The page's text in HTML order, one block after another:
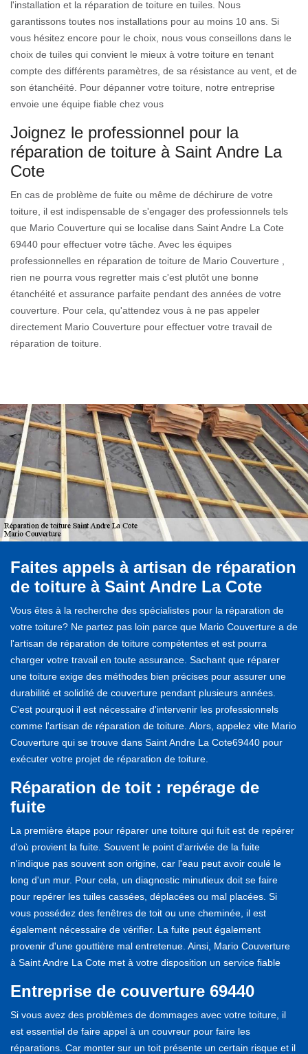
l'installation et la réparation de toiture en tuiles. Nous
garantissons toutes nos installations pour au moins 10 ans. Si
vous hésitez encore pour le choix, nous vous conseillons dans le
choix de tuiles qui convient le mieux à votre toiture en tenant
compte des différents paramètres, de sa résistance au vent, et de
son étanchéité. Pour dépanner votre toiture, notre entreprise
envoie une équipe fiable chez vous
Joignez le professionnel pour la
réparation de toiture à Saint Andre La
Cote
En cas de problème de fuite ou même de déchirure de votre
toiture, il est indispensable de s'engager des professionnels tels
que Mario Couverture qui se localise dans Saint Andre La Cote
69440 pour effectuer votre tâche. Avec les équipes
professionnelles en réparation de toiture de Mario Couverture ,
rien ne pourra vous regretter mais c'est plutôt une bonne
étanchéité et assurance parfaite pendant des années de votre
couverture. Pour cela, qu'attendez vous à ne pas appeler
directement Mario Couverture pour effectuer votre travail de
réparation de toiture.
Faites appels à artisan de réparation
de toiture à Saint Andre La Cote
Vous êtes à la recherche des spécialistes pour la réparation de
votre toiture? Ne partez pas loin parce que Mario Couverture a de
l'artisan de réparation de toiture compétentes et est pourra
charger votre travail en toute assurance. Sachant que réparer
une toiture exige des méthodes bien précises pour assurer une
durabilité et solidité de couverture pendant plusieurs années.
C'est pourquoi il est nécessaire d'intervenir les professionnels
comme l'artisan de réparation de toiture. Alors, appelez vite Mario
Couverture qui se trouve dans Saint Andre La Cote69440 pour
exécuter votre projet de réparation de toiture.
Réparation de toit : repérage de
fuite
La première étape pour réparer une toiture qui fuit est de repérer
d'où provient la fuite. Souvent le point d'arrivée de la fuite
n'indique pas souvent son origine, car l'eau peut avoir coulé le
long d'un mur. Pour cela, un diagnostic minutieux doit se faire
pour repérer les tuiles cassées, déplacées ou mal placées. Si
vous possédez des fenêtres de toit ou une cheminée, il est
également nécessaire de vérifier. La fuite peut également
provenir d'une gouttière mal entretenue. Ainsi, Mario Couverture
à Saint Andre La Cote met à votre disposition un service fiable
Entreprise de couverture 69440
Si vous avez des problèmes de dommages avec votre toiture, il
est essentiel de faire appel à un couvreur pour faire les
réparations. Car monter sur un toit présente un certain risque et il